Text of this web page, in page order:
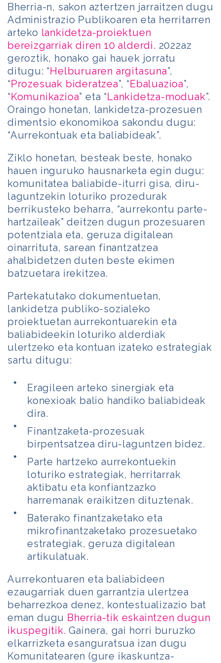
Bherria-n, sakon aztertzen jarraitzen dugu
Administrazio Publikoaren eta herritarren
arteko lankidetza-proiektuen
bereizgarriak diren 10 alderdi. 2022az
geroztik, honako gai hauek jorratu
ditugu: “Helburuaren argitasuna”,
“Prozesuak bideratzea”, “Ebaluazioa”,
“Komunikazioa” eta “Lankidetza-moduak”.
Oraingo honetan, lankidetza-prozesuen
dimentsio ekonomikoa sakondu dugu:
“Aurrekontuak eta baliabideak”.
Ziklo honetan, besteak beste, honako
hauen inguruko hausnarketa egin dugu:
komunitatea baliabide-iturri gisa, diru-
laguntzekin loturiko prozedurak
berrikusteko beharra, “aurrekontu parte-
hartzaileak” deitzen dugun prozesuaren
potentziala eta, geruza digitalean
oinarrituta, sarean finantzatzea
ahalbidetzen duten beste ekimen
batzuetara irekitzea.
Partekatutako dokumentuetan,
lankidetza publiko-sozialeko
proiektuetan aurrekontuarekin eta
baliabideekin loturiko alderdiak
ulertzeko eta kontuan izateko estrategiak
sartu ditugu:
Eragileen arteko sinergiak eta
konexioak balio handiko baliabideak
dira.
Finantzaketa-prozesuak
birpentsatzea diru-laguntzen bidez.
Parte hartzeko aurrekontuekin
loturiko estrategiak, herritarrak
aktibatu eta konfiantzazko
harremanak eraikitzen dituztenak.
Baterako finantzaketako eta
mikrofinantzaketako prozesuetako
estrategiak, geruza digitalean
artikulatuak.
Aurrekontuaren eta baliabideen
ezaugarriak duen garrantzia ulertzea
beharrezkoa denez, kontestualizazio bat
eman dugu Bherria-tik eskaintzen dugun
ikuspegitik. Gainera, gai horri buruzko
elkarrizketa esanguratsua izan dugu
Komunitatearen (gure ikaskuntza-